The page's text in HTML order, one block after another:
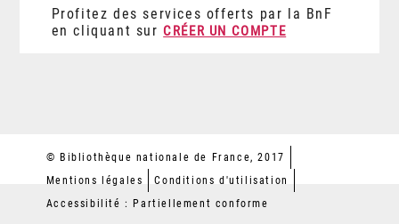
Profitez des services offerts par la BnF
en cliquant sur CRÉER UN COMPTE
© Bibliothèque nationale de France, 2017
Mentions légales
Conditions d'utilisation
Accessibilité : Partiellement conforme